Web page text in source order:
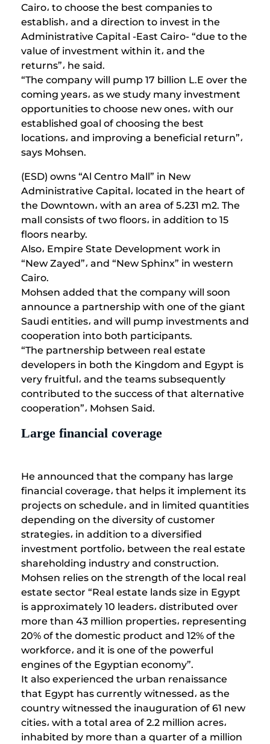
Cairo، to choose the best companies to
establish، and a direction to invest in the
Administrative Capital -East Cairo- “due to the
value of investment within it، and the
returns”، he said.
“The company will pump 17 billion L.E over the
coming years، as we study many investment
opportunities to choose new ones، with our
established goal of choosing the best
locations، and improving a beneficial return”،
says Mohsen.
(ESD) owns “Al Centro Mall” in New
Administrative Capital، located in the heart of
the Downtown، with an area of ​​5،231 m2. The
mall consists of two floors، in addition to 15
floors nearby.
Also، Empire State Development work in
“New Zayed”، and “New Sphinx” in western
Cairo.
Mohsen added that the company will soon
announce a partnership with one of the giant
Saudi entities، and will pump investments and
cooperation into both participants.
“The partnership between real estate
developers in both the Kingdom and Egypt is
very fruitful، and the teams subsequently
contributed to the success of that alternative
cooperation”، Mohsen Said.
Large financial coverage
He announced that the company has large
financial coverage، that helps it implement its
projects on schedule، and in limited quantities
depending on the diversity of customer
strategies، in addition to a diversified
investment portfolio، between the real estate
shareholding industry and construction.
Mohsen relies on the strength of the local real
estate sector “Real estate lands size in Egypt
is approximately 10 leaders، distributed over
more than 43 million properties، representing
20% ​​of the domestic product and 12% of the
workforce، and it is one of the powerful
engines of the Egyptian economy”.
It also experienced the urban renaissance
that Egypt has currently witnessed، as the
country witnessed the inauguration of 61 new
cities، with a total area of ​​2.2 million acres،
inhabited by more than a quarter of a million